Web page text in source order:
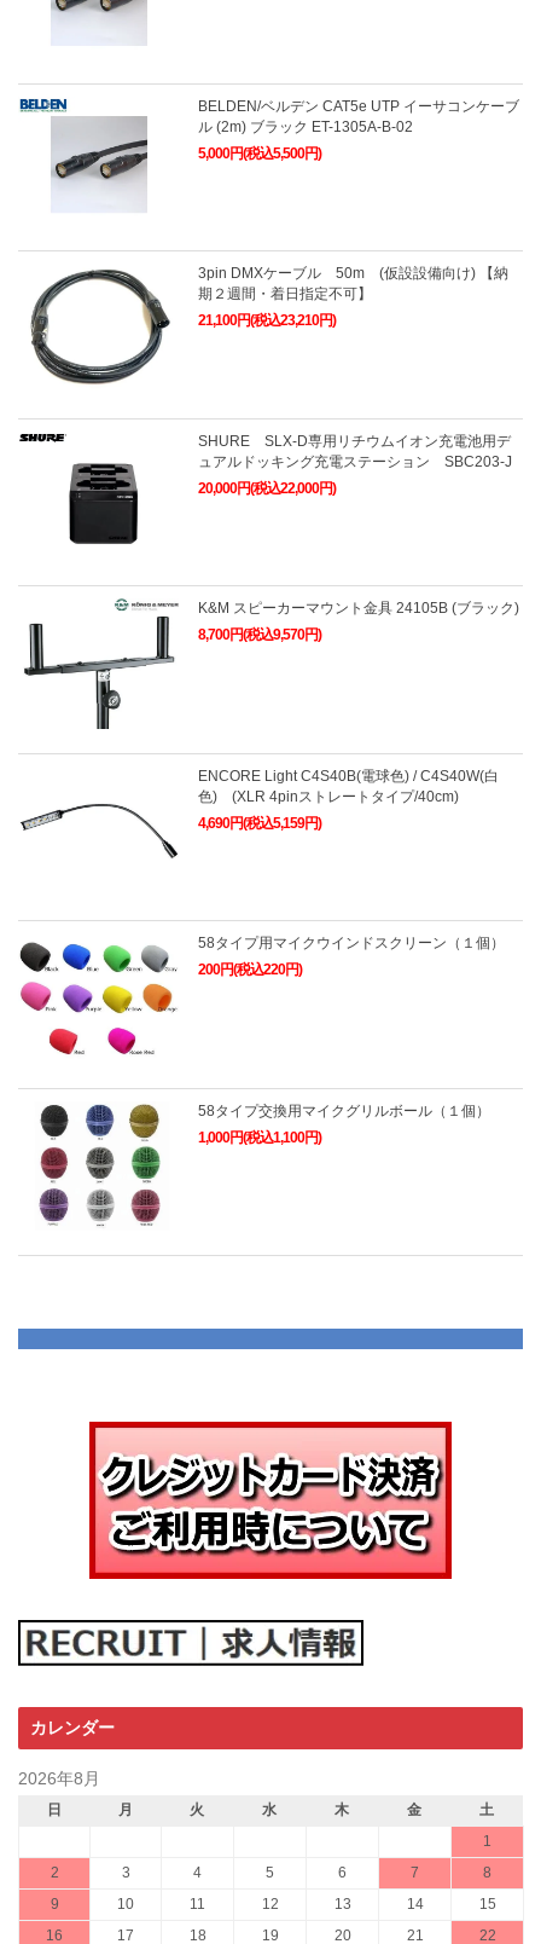
BELDEN/ベルデン CAT5e UTP イーサコンケーブ
ル (2m) ブラック ET-1305A-B-02
5,000円(税込5,500円)
3pin DMXケーブル 50m (仮設設備向け) 【納
期２週間・着日指定不可】
21,100円(税込23,210円)
SHURE SLX-D専用リチウムイオン充電池用デ
ュアルドッキング充電ステーション SBC203-J
20,000円(税込22,000円)
K&M スピーカーマウント金具 24105B (ブラック)
8,700円(税込9,570円)
ENCORE Light C4S40B(電球色) / C4S40W(白
色) (XLR 4pinストレートタイプ/40cm)
4,690円(税込5,159円)
58タイプ用マイクウインドスクリーン（１個）
200円(税込220円)
58タイプ交換用マイクグリルボール（１個）
1,000円(税込1,100円)
カレンダー
2026年8月
日 月 火 水 木 金
土
1
2
3 4 5 6 7
8
9
10 11 12 13 14
15
16
17 18 19 20 21 22